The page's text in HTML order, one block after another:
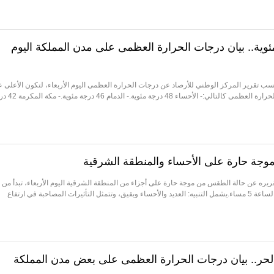
عقب فوزه على الهلال برباعية
الاتحاد والجزيرة الإماراتي للبيع
لا يجب التخلص منه
الأعلى بـ 48 مئوية.. بيان درجات الحرارة العظمى على مدن المملكة اليوم
درجة مئوية حسب تقرير المركز الوطني للأرصاد عن درجات الحرارة العظمى اليوم الأربعاء، لتكون
مستوى المملكة.وجاءت درجات الحرارة
عن حالة الطقس من موجة حارة على أجزاء من المنطقة الشرقية اليوم الأربعاء، تبدأ من
الساعة 11 صباحًا، وتستمر حتى الساعة 5 مساء.يشمل التنبيه: العديد والأحساء وبقيق، وتتمثل التأثيرات المصاحبة في ارتفاع
بيان درجات الحرارة العظمى على بعض مدن المملكة